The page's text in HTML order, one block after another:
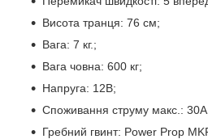
Висота транця: 76 см;
Вага: 7 кг.;
Вага човна: 600 кг;
Напруга: 12В;
Споживання струму макс.:
Гребний гвинт: Power Prop